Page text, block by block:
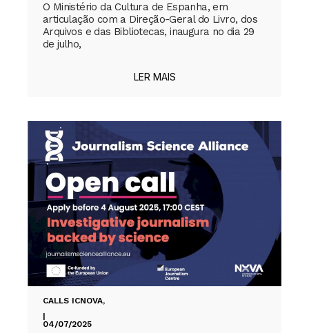
O Ministério da Cultura de Espanha, em
articulação com a Direção-Geral do Livro, dos
Arquivos e das Bibliotecas, inaugura no dia 29
de julho,
LER MAIS
CALLS ICNOVA,
|
04/07/2025